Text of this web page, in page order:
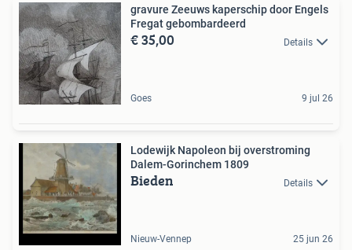
gravure Zeeuws kaperschip door Engels
Fregat gebombardeerd
€ 35,00 Details
Goes 9 jul 26
Lodewijk Napoleon bij overstroming
Dalem-Gorinchem 1809
Bieden Details
Nieuw-Vennep 25 jun 26